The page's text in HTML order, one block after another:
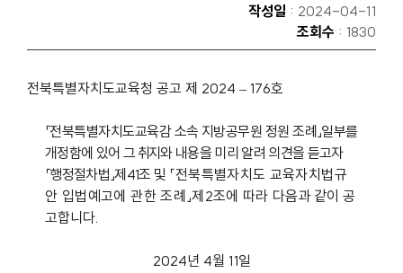
작성일 : 2024-04-11
조회수 : 1830
전북특별자치도교육청 공고 제 2024 – 176호
「전북특별자치도교육감 소속 지방공무원 정원 조례 」일부를
개정함에 있어 그 취지와 내용을 미리 알려 의견을 듣고자
「행정절차법」제 41조 및 「전북특별자치도 교육자치법규
안 입법예고에 관한 조례 」제 2조에 따라 다음과 같이 공
고합니다.
2024년 4월 11일